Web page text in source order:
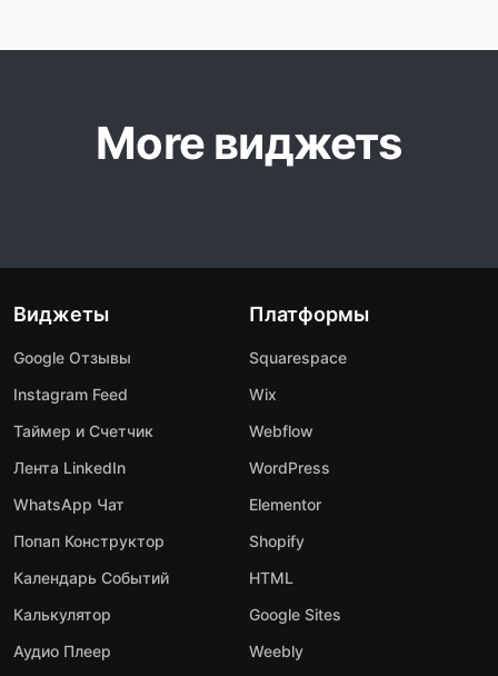
More виджетs
Виджеты
Google Отзывы
Instagram Feed
Таймер и Счетчик
Лента LinkedIn
WhatsApp Чат
Попап Конструктор
Календарь Событий
Калькулятор
Аудио Плеер
Платформы
Squarespace
Wix
Webflow
WordPress
Elementor
Shopify
HTML
Google Sites
Weebly